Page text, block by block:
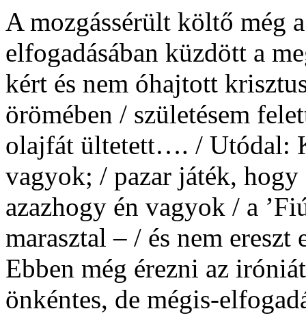
A mozgássérült költő még
elfogadásában küzdött a
kért és nem óhajtott
örömében / születésem
olajfát ültetett…. / Utódal:
vagyok; / pazar játék,
azazhogy én vagyok / a
marasztal – / és nem
Ebben még érezni az
önkéntes, de mégis-